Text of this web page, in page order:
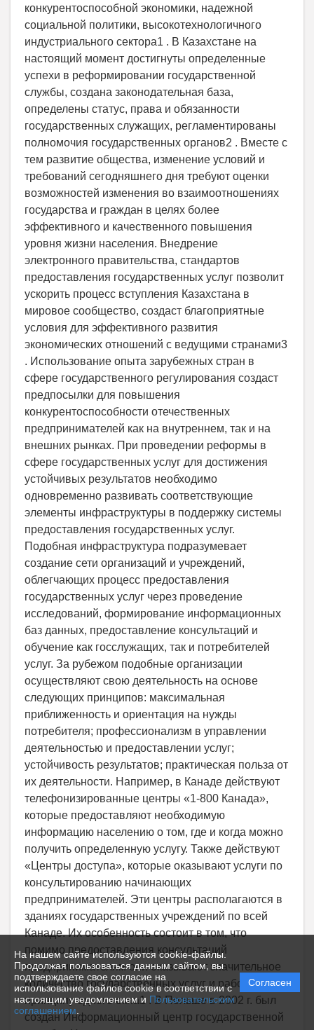
На нашем сайте используются cookie-файлы.
Продолжая пользоваться данным сайтом, вы
подтверждаете свое согласие на
использование файлов cookie в соответствии с
настоящим уведомлением и Пользовательским
соглашением
Согласен
конкурентоспособной экономики, надежной
социальной политики, высокотехнологичного
индустриального сектора1 . В Казахстане на
настоящий момент достигнуты определенные
успехи в реформировании государственной
службы, создана законодательная база,
определены статус, права и обязанности
государственных служащих, регламентированы
полномочия государственных органов2 . Вместе с
тем развитие общества, изменение условий и
требований сегодняшнего дня требуют оценки
возможностей изменения во взаимоотношениях
государства и граждан в целях более
эффективного и качественного повышения
уровня жизни населения. Внедрение
электронного правительства, стандартов
предоставления государственных услуг позволит
ускорить процесс вступления Казахстана в
мировое сообщество, создаст благоприятные
условия для эффективного развития
экономических отношений с ведущими странами3
. Использование опыта зарубежных стран в
сфере государственного регулирования создаст
предпосылки для повышения
конкурентоспособности отечественных
предпринимателей как на внутреннем, так и на
внешних рынках. При проведении реформы в
сфере государственных услуг для достижения
устойчивых результатов необходимо
одновременно развивать соответствующие
элементы инфраструктуры в поддержку системы
предоставления государственных услуг.
Подобная инфраструктура подразумевает
создание сети организаций и учреждений,
облегчающих процесс предоставления
государственных услуг через проведение
исследований, формирование информационных
баз данных, предоставление консультаций и
обучение как госслужащих, так и потребителей
услуг. За рубежом подобные организации
осуществляют свою деятельность на основе
следующих принципов: максимальная
приближенность и ориентация на нужды
потребителя; профессионализм в управлении
деятельностью и предоставлении услуг;
устойчивость результатов; практическая польза от
их деятельности. Например, в Канаде действуют
телефонизированные центры «1-800 Канада»,
которые предоставляют необходимую
информацию населению о том, где и когда можно
получить определенную услугу. Также действуют
«Центры доступа», которые оказывают услуги по
консультированию начинающих
предпринимателей. Эти центры располагаются в
зданиях государственных учреждений по всей
Канаде. Их особенность состоит в том, что
помимо предоставления консультаций
предпринимателям они оказывают значительное
количество государственных услуг и работают по
принципу одного окна1 . В Польше в 2002 г. был
создан Информационный центр государственной